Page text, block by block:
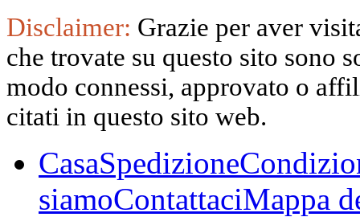
Disclaimer: Grazie per aver
che trovate su questo sito sono
modo connessi, approvato o
citati in questo sito web.
CasaSpedizione
siamoContattaciMappa